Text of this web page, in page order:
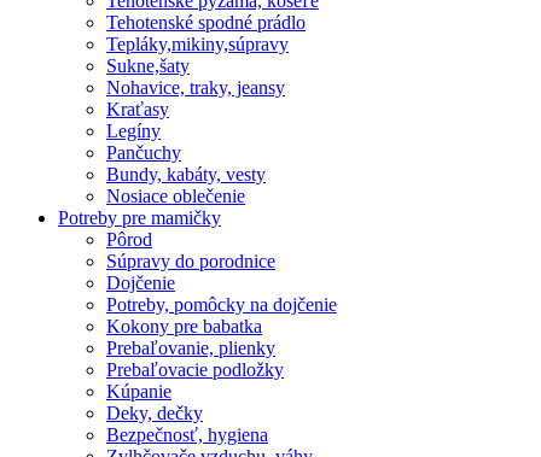
Tehotenské spodné prádlo
Tepláky,mikiny,súpravy
Sukne,šaty
Nohavice, traky, jeansy
Kraťasy
Legíny
Pančuchy
Bundy, kabáty, vesty
Nosiace oblečenie
Potreby pre mamičky
Pôrod
Súpravy do porodnice
Dojčenie
Potreby, pomôcky na dojčenie
Kokony pre babatka
Prebaľovanie, plienky
Prebaľovacie podložky
Kúpanie
Deky, dečky
Bezpečnosť, hygiena